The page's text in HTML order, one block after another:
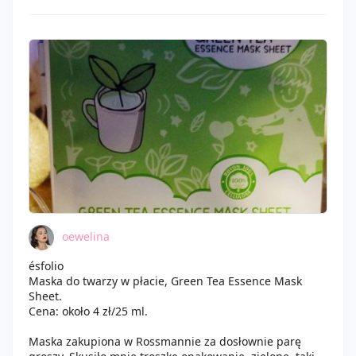
oewelina
ésfolio
Maska do twarzy w płacie, Green Tea Essence Mask
Sheet.
Cena: około 4 zł/25 ml.
Maska zakupiona w Rossmannie za dosłownie parę